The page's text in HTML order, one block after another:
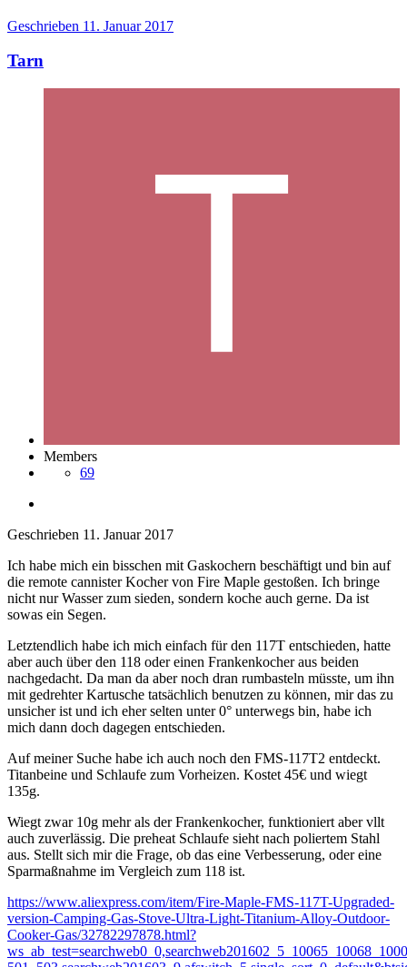
Geschrieben 11. Januar 2017
Tarn
Members
69
Geschrieben 11. Januar 2017
Ich habe mich ein bisschen mit Gaskochern beschäftigt und bin auf
die remote cannister Kocher von Fire Maple gestoßen. Ich bringe
nicht nur Wasser zum sieden, sondern koche auch gerne. Da ist
sowas ein Segen.
Letztendlich habe ich mich einfach für den 117T entschieden, hatte
aber auch über den 118 oder einen Frankenkocher aus beiden
nachgedacht. Da man da aber noch dran rumbasteln müsste, um ihn
mit gedrehter Kartusche tatsächlich benutzen zu können, mir das zu
unsicher ist und ich eher selten unter 0° unterwegs bin, habe ich
mich dann doch dagegen entschieden.
Auf meiner Suche habe ich auch noch den FMS-117T2 entdeckt.
Titanbeine und Schlaufe zum Vorheizen. Kostet 45€ und wiegt
135g.
Wiegt zwar 10g mehr als der Frankenkocher, funktioniert aber vllt
auch zuverlässig. Die preheat Schlaufe sieht nach poliertem Stahl
aus. Stellt sich mir die Frage, ob das eine Verbesserung, oder eine
Sparmaßnahme im Vergleich zum 118 ist.
https://www.aliexpress.com/item/Fire-Maple-FMS-117T-Upgraded-
version-Camping-Gas-Stove-Ultra-Light-Titanium-Alloy-Outdoor-
Cooker-Gas/32782297878.html?